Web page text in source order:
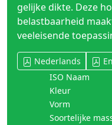
gelijke dikte. Deze
belastbaarheid
veeleisende
Nederlands
ISO Naam
Kleur
Vorm
Soortelijke